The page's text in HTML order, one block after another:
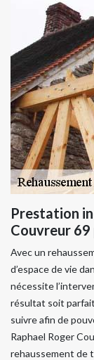
Prestation
Couvreur
Avec un
d’espace de vie
nécessite
résultat soit
suivre afin de
Raphael Roger
rehaussement de